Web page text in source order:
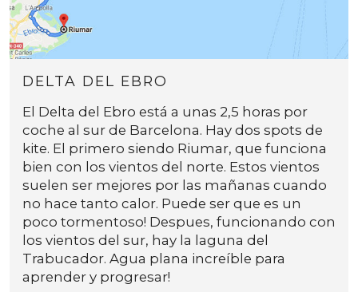
DELTA DEL EBRO
El Delta del Ebro está a unas 2,5 horas por
coche al sur de Barcelona. Hay dos spots de
kite. El primero siendo Riumar, que funciona
bien con los vientos del norte. Estos vientos
suelen ser mejores por las mañanas cuando
no hace tanto calor. Puede ser que es un
poco tormentoso! Despues, funcionando con
los vientos del sur, hay la laguna del
Trabucador. Agua plana increíble para
aprender y progresar!